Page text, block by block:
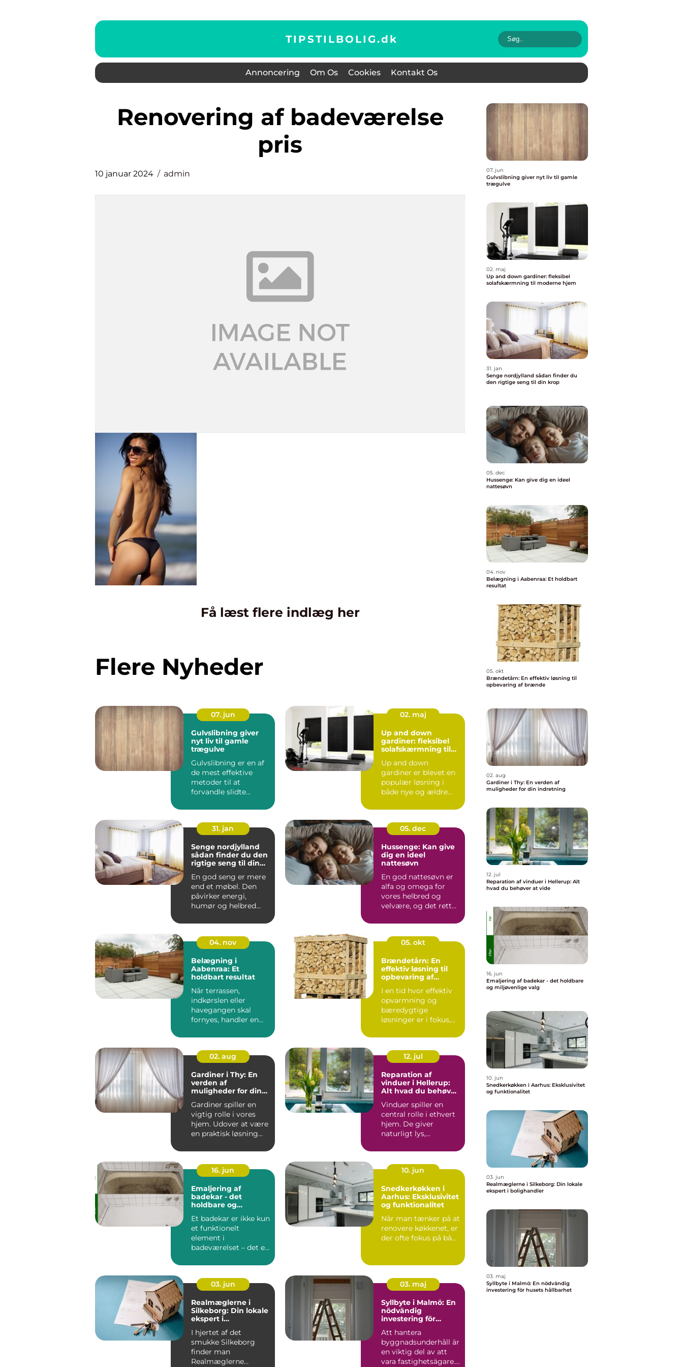
TIPSTILBOLIG.dk
Annoncering Om Os Cookies Kontakt Os
renovering af badeværelse
pris
10 januar 2024 admin
Få læst flere indlæg her
Flere Nyheder
07. jun
Gulvslibning giver
nyt liv til gamle
trægulve
Gulvslibning er en af
de mest effektive
metoder til at
forvandle slidte
de...
02. maj
Up and down
gardiner: fleksibel
solafskærmning til
Up and down
gardiner er blevet en
populær løsning i
både nye og ældre
31. jan
Senge nordjylland
sådan finder du den
rigtige seng til din
En god seng er mere
end et møbel. Den
påvirker energi,
humør og helbred
Mange nordj...
05. dec
Hussenge: Kan give
dig en ideel
nattesøvn
En god nattesøvn er
alfa og omega for
vores helbred og
velvære, og det rette
04. nov
Belægning i
Aabenraa: Et
holdbart resultat
Når terrassen,
indkørslen eller
havegangen skal
fornyes, handler en
05. okt
Brændetårn: En
effektiv løsning til
opbevaring af
I en tid hvor effektiv
opvarmning og
bæredygtige
løsninger er i fokus,
02. aug
Gardiner i Thy: En
verden af
muligheder for din
Gardiner spiller en
vigtig rolle i vores
hjem. Udover at være
en praktisk løsning
12. jul
Reparation af
vinduer i Hellerup:
Alt hvad du behøver
Vinduer spiller en
central rolle i ethvert
hjem. De giver
naturligt lys,
forbinder in...
16. jun
Emaljering af
badekar - det
holdbare og
Et badekar er ikke kun
et funktionelt
element i
badeværelset – det er
10. jun
Snedkerkøkken i
Aarhus: Eksklusivitet
og funktionalitet
Når man tænker på at
renovere køkkenet, er
der ofte fokus på bå...
03. jun
Realmæglerne i
Silkeborg: Din lokale
ekspert i
I hjertet af det
smukke Silkeborg
finder man
Realmæglerne
03. maj
Syllbyte i Malmö: En
nödvändig
investering för
Att hantera
byggnadsunderhåll är
en viktig del av att
vara fastighetsägare.
07. jun
Gulvslibning giver nyt liv til gamle
trægulve
02. maj
Up and down gardiner: fleksibel
solafskærmning til moderne hjem
31. jan
Senge nordjylland sådan finder du
den rigtige seng til din krop
05. dec
Hussenge: Kan give dig en ideel
nattesøvn
04. nov
Belægning i Aabenraa: Et holdbart
resultat
05. okt
Brændetårn: En effektiv løsning til
opbevaring af brænde
02. aug
Gardiner i Thy: En verden af
muligheder for din indretning
12. jul
Reparation af vinduer i Hellerup: Alt
hvad du behøver at vide
16. jun
Emaljering af badekar - det holdbare
og miljøvenlige valg
10. jun
Snedkerkøkken i Aarhus: Eksklusivitet
og funktionalitet
03. jun
Realmæglerne i Silkeborg: Din lokale
ekspert i bolighandler
03. maj
Syllbyte i Malmö: En nödvändig
investering för husets hållbarhet